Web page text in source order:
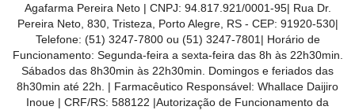
CLIENTE
Agafarma Pereira Neto | CNPJ: 94.817.921/0001-95| Rua Dr.
Pereira Neto, 830, Tristeza, Porto Alegre, RS - CEP: 91920-530|
Telefone: (51) 3247-7800 ou (51) 3247-7801 | Horário de
Funcionamento: Segunda-feira a sexta-feira das 8h às 22h30min.
Sábados das 8h30min às 22h30min. Domingos e feriados das
8h30min até 22h. | Farmacêutico Responsável: Whallace Daijiro
Inoue | CRF/RS: 588122 |Autorização de Funcionamento da